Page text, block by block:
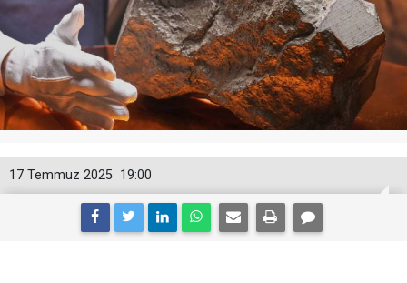
19:00
17 Temmuz 2025